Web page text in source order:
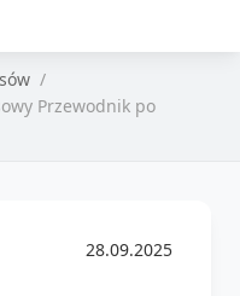
Przewodnik po
28.09.2025